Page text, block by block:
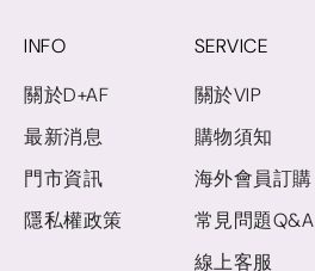
INFO
關於D+AF
最新消息
門市資訊
隱私權政策
SERVICE
關於VIP
購物須知
海外會員訂購
常見問題Q&A
線上客服